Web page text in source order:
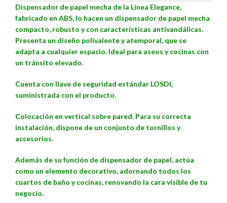
Dispensador de papel mecha de la Línea Elegance,
fabricado en ABS, lo hacen un dispensador de papel mecha
compacto, robusto y con características antivandálicas.
Presenta un diseño polivalente y atemporal, que se
adapta a cualquier espacio. Ideal para aseos y cocinas con
un tránsito elevado.
Cuenta con llave de seguridad estándar LOSDI,
suministrada con el producto.
Colocación en vertical sobre pared. Para su correcta
instalación, dispone de un conjunto de tornillos y
accesorios.
Además de su función de dispensador de papel, actúa
como un elemento decorativo, adornando todos los
cuartos de baño y cocinas, renovando la cara visible de tu
negocio.